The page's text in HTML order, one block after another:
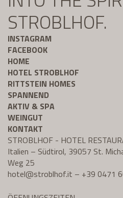
STROBLHOF.
INSTAGRAM
FACEBOOK
HOME
HOTEL STROBLHOF
RITTSTEIN HOMES
SPANNEND
AKTIV & SPA
WEINGUT
KONTAKT
STROBLHOF - HOTEL
Italien – Südtirol, 39057 St.
Weg 25
hotel@stroblhof.it – +39 0471